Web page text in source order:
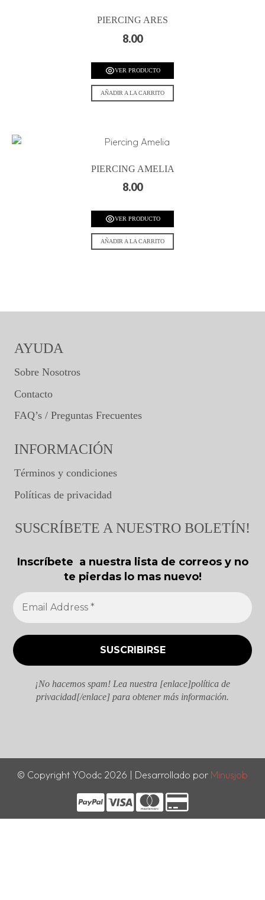
PIERCING ARES
8.00
VER PRODUCTO
AÑADIR A LA CARRITO
PIERCING AMELIA
8.00
VER PRODUCTO
AÑADIR A LA CARRITO
AYUDA
Sobre Nosotros
Contacto
FAQ’s / Preguntas Frecuentes
INFORMACIÓN
Términos y condiciones
Políticas de privacidad
SUSCRÍBETE A NUESTRO BOLETÍN!
Inscríbete a nuestra lista de correos y no
te pierdas lo mas nuevo!
¡No hacemos spam! Lea nuestra [enlace]política de
privacidad[/enlace] para obtener más información.
© Copyright YOodc 2026 | Desarrollado por Minusjob